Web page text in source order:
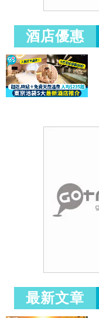
酒店優惠
最新文章